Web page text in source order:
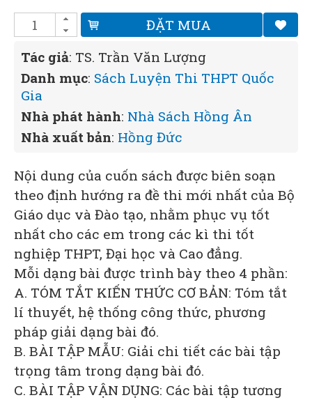
ĐẶT MUA
Tác giả: TS. Trần Văn Lượng
Danh mục: Sách Luyện Thi THPT Quốc
Gia
Nhà phát hành: Nhà Sách Hồng Ân
Nhà xuất bản: Hồng Đức
Nội dung của cuốn sách được biên soạn
theo định hướng ra đề thi mới nhất của Bộ
Giáo dục và Đào tạo, nhằm phục vụ tốt
nhất cho các em trong các kì thi tốt
nghiệp THPT, Đại học và Cao đẳng.
Mỗi dạng bài được trình bày theo 4 phần:
A. TÓM TẮT KIẾN THỨC CƠ BẢN: Tóm tắt
lí thuyết, hệ thống công thức, phương
pháp giải dạng bài đó.
B. BÀI TẬP MẪU: Giải chi tiết các bài tập
trọng tâm trong dạng bài đó.
C. BÀI TẬP VẬN DỤNG: Các bài tập tương